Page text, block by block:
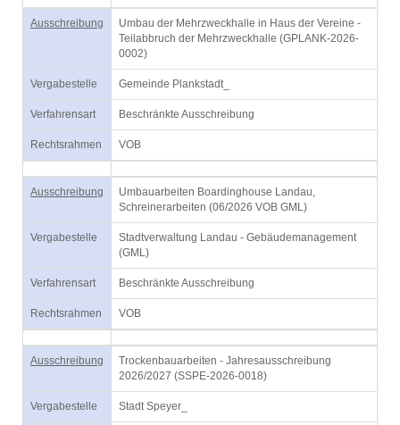
Ausschreibung
Umbau der Mehrzweckhalle in Haus der Vereine -
Teilabbruch der Mehrzweckhalle (GPLANK-2026-
0002)
Vergabestelle Gemeinde Plankstadt_
Verfahrensart Beschränkte Ausschreibung
Rechtsrahmen VOB
Ausschreibung
Umbauarbeiten Boardinghouse Landau,
Schreinerarbeiten (06/2026 VOB GML)
Vergabestelle
Stadtverwaltung Landau - Gebäudemanagement
(GML)
Verfahrensart Beschränkte Ausschreibung
Rechtsrahmen VOB
Ausschreibung
Trockenbauarbeiten - Jahresausschreibung
2026/2027 (SSPE-2026-0018)
Vergabestelle Stadt Speyer_